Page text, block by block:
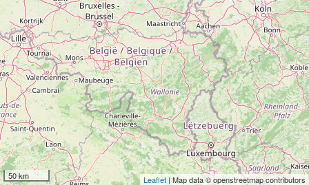
50 km Leaflet | Map data © openstreetmap contributors